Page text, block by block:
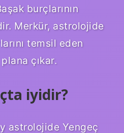
burçlarının
Merkür, astrolojide
temsil eden
çıkar.
iyidir?
astrolojide Yengeç